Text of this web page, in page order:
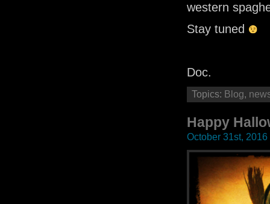
western
Stay tuned
Doc.
Topics: Blog,
Happy
October 31st, 2016